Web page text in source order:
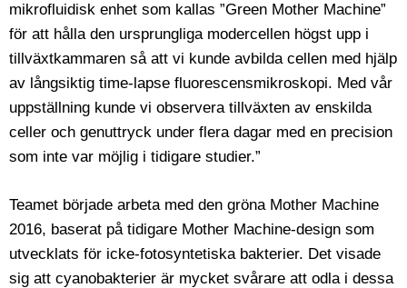
mikrofluidisk enhet som kallas ”Green Mother Machine”
för att hålla den ursprungliga modercellen högst upp i
tillväxtkammaren så att vi kunde avbilda cellen med hjälp
av långsiktig time-lapse fluorescensmikroskopi. Med vår
uppställning kunde vi observera tillväxten av enskilda
celler och genuttryck under flera dagar med en precision
som inte var möjlig i tidigare studier.”
Teamet började arbeta med den gröna Mother Machine
2016, baserat på tidigare Mother Machine-design som
utvecklats för icke-fotosyntetiska bakterier. Det visade
sig att cyanobakterier är mycket svårare att odla i dessa